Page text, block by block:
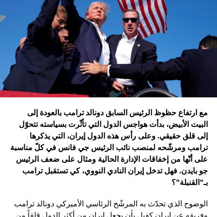
ترامب الذي أكّد أنّه سينهي الحروب
التي اندلعت في عهد بايدن، قد
يضغط على إسرائيل لوقف الحرب
في غزة
إدارة بايدن ونهاية منظومة.. وانتقام نتنياهو
فتح باباً كبيراً على تحوّلات جذرية في السياسة الأميركية وتعاطي
إسرائيل معها، أبرزها:
مع ارتفاع حظوظ الرئيس السابق دونالد ترامب بالعودة إلى
البيت الأبيض، بدأت هواجس الدول التي تأثّرت بسياسته تتحوّل
إلى قلق حقيقي. وعلى رأس هذه الدول إيران، التي يذكرها
ترامب ومرشّحه لمنصب نائب الرئيس جي فانس في كلّ مناسبة
على أنّها من إخفاقات الإدارة الحالية ومثال على ضعف الرئيس
جو بايدن. فهل تدخل إيران النادي النووي، كي تستقبل ترامب
بـ”القنبلة”؟
الوضوح الذي تحدّث به المرشّح الرئاسي الأميركي دونالد ترامب